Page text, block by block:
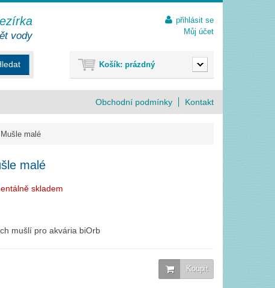
malé
malé
skladem
mušlí pro akvária biOrb
Koupit
Obchodní podmínky Kontakt
přihlásit se
Můj účet
Košík: prázdný
vody